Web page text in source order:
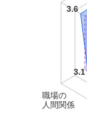
職場の
人間関係